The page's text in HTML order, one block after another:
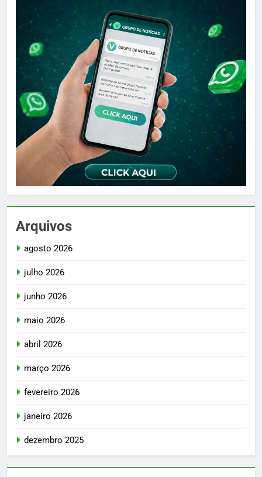
Arquivos
agosto 2026
julho 2026
junho 2026
maio 2026
abril 2026
março 2026
fevereiro 2026
janeiro 2026
dezembro 2025